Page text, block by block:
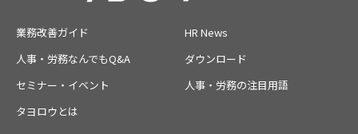
業務改善ガイド
HR News
人事・労務なんでもQ&A
ダウンロード
セミナー・イベント
人事・労務の注目用語
タヨロウとは